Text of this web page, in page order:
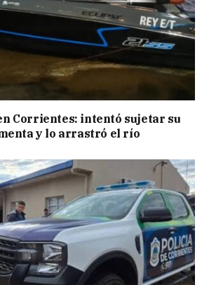
Corrientes: intentó sujetar su
y lo arrastró el río